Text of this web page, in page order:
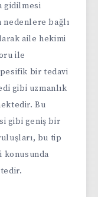
gidilmesi
nedenlere bağlı
aile hekimi
ile
bir tedavi
gibi uzmanlık
Bu
gibi geniş bir
bu tip
konusunda